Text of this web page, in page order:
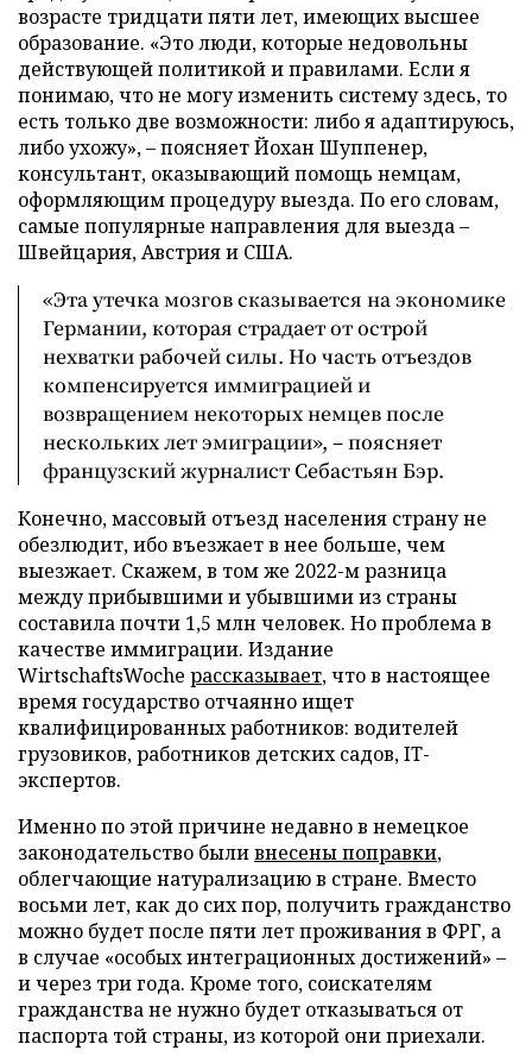
возрасте тридцати пяти лет, имеющих высшее
образование. «Это люди, которые недовольны
действующей политикой и правилами. Если я
понимаю, что не могу изменить систему здесь, то
есть только две возможности: либо я адаптируюсь,
либо ухожу», – поясняет Йохан Шуппенер,
консультант, оказывающий помощь немцам,
оформляющим процедуру выезда. По его словам,
самые популярные направления для выезда –
Швейцария, Австрия и США.
«Эта утечка мозгов сказывается на экономике
Германии, которая страдает от острой
нехватки рабочей силы. Но часть отъездов
компенсируется иммиграцией и
возвращением некоторых немцев после
нескольких лет эмиграции», – поясняет
французский журналист Себастьян Бэр.
Конечно, массовый отъезд населения страну не
обезлюдит, ибо въезжает в нее больше, чем
выезжает. Скажем, в том же 2022-м разница
между прибывшими и убывшими из страны
составила почти 1,5 млн человек. Но проблема в
качестве иммиграции. Издание
WirtschaftsWoche рассказывает, что в настоящее
время государство отчаянно ищет
квалифицированных работников: водителей
грузовиков, работников детских садов, IT-
экспертов.
Именно по этой причине недавно в немецкое
законодательство быливнесены поправки,
облегчающие натурализацию в стране. Вместо
восьми лет, как до сих пор, получить гражданство
можно будет после пяти лет проживания в ФРГ, а
в случае «особых интеграционных достижений» –
и через три года. Кроме того, соискателям
гражданства не нужно будет отказываться от
паспорта той страны, из которой они приехали.